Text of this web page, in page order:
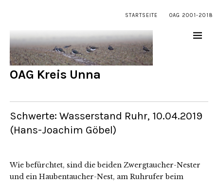
STARTSEITE OAG 2001-2018
OAG Kreis Unna
Schwerte: Wasserstand Ruhr, 10.04.2019
(Hans-Joachim Göbel)
Wie befürchtet, sind die beiden Zwergtaucher-Nester
und ein Haubentaucher-Nest, am Ruhrufer beim